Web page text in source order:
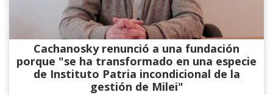
Cachanosky renunció a una fundación
porque "se ha transformado en una especie
de Instituto Patria incondicional de la
gestión de Milei"